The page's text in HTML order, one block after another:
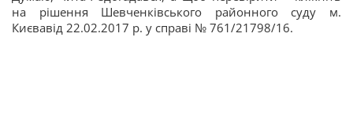
на рішення Шевченківського районного суду м.
Києвавід 22.02.2017 р. у справі № 761/21798/16.